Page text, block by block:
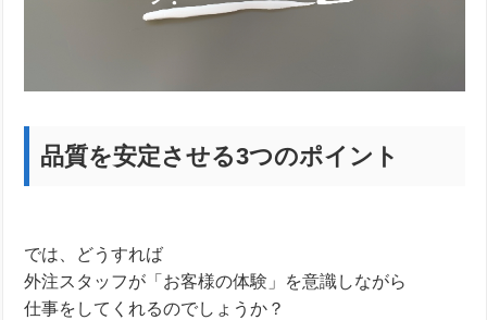
品質を安定させる3つのポイント
では、どうすれば
外注スタッフが「お客様の体験」を意識しながら
仕事をしてくれるのでしょうか？